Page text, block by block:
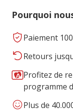
Pourquoi
Paiement
Retours
Profitez de
programme
Plus de